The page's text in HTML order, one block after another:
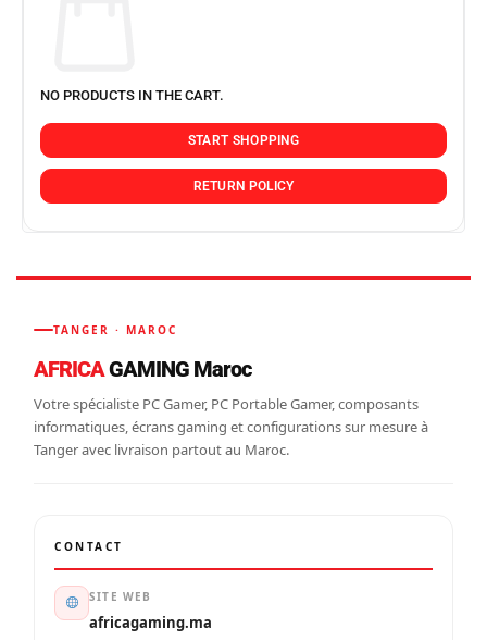
NO PRODUCTS IN THE CART.
START SHOPPING
RETURN POLICY
TANGER · MAROC
AFRICAGAMING Maroc
Votre spécialiste PC Gamer, PC Portable Gamer, composants
informatiques, écrans gaming et configurations sur mesure à
Tanger avec livraison partout au Maroc.
CONTACT
SITE WEB
africagaming.ma